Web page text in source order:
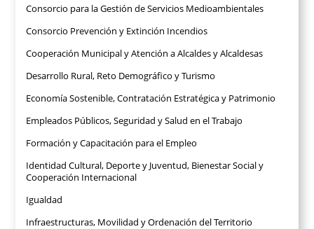
Consorcio para la Gestión de Servicios Medioambientales
Consorcio Prevención y Extinción Incendios
Cooperación Municipal y Atención a Alcaldes y Alcaldesas
Desarrollo Rural, Reto Demográfico y Turismo
Economía Sostenible, Contratación Estratégica y Patrimonio
Empleados Públicos, Seguridad y Salud en el Trabajo
Formación y Capacitación para el Empleo
Identidad Cultural, Deporte y Juventud, Bienestar Social y
Cooperación Internacional
Igualdad
Infraestructuras, Movilidad y Ordenación del Territorio